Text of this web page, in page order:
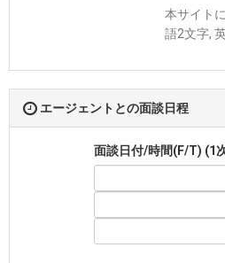
本サイト
語2文字,
エージェントとの面談日程
面談日付/時間(F/T) (1